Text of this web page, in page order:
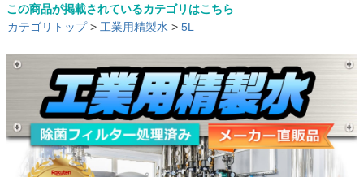
この商品が掲載されているカテゴリはこちら
カテゴリトップ> 工業用精製水 > 5L